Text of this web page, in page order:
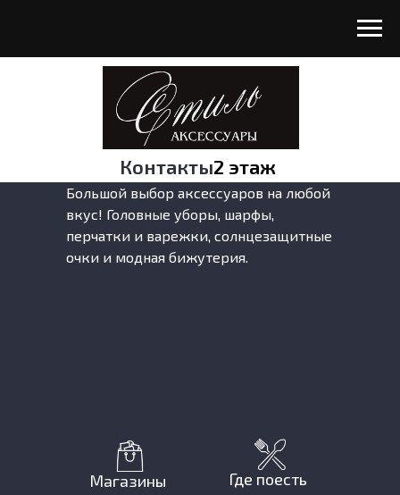
Контакты2 этаж
Большой выбор аксессуаров на любой
вкус! Головные уборы, шарфы,
перчатки и варежки, солнцезащитные
очки и модная бижутерия.
Магазины Где поесть